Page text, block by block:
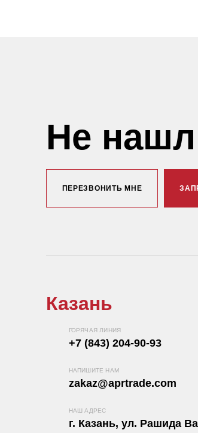
Не
ПЕРЕЗВОНИТЬ МНЕ
Казань
ГОРЯЧАЯ ЛИНИЯ
+7 (843) 204-90-93
НАПИШИТЕ НАМ
zakaz@aprtrade.com
НАШ АДРЕС
г. Казань, ул. Рашида